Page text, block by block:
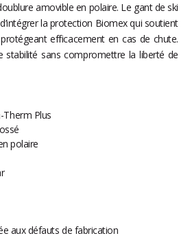
amovible en polaire. Le gant de ski
la protection Biomex qui soutient
efficacement en cas de chute.
stabilité sans compromettre la liberté de
Plus
polaire
aux défauts de fabrication